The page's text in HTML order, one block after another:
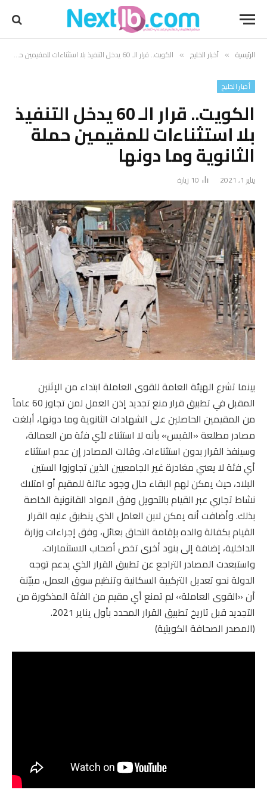
الرئيسية » أخبار الخليج » الكويت.. قرار الـ 60 يدخل التنفيذ بلا استثناءات للمقيمين حملة الثانوية وما دونها
أخبار الخليج
الكويت.. قرار الـ 60 يدخل التنفيذ
بلا استثناءات للمقيمين حملة
الثانوية وما دونها
يناير 1, 2021 10 زيارة
بينما تشرع الهيئة العامة للقوى العاملة ابتداء من الإثنين
المقبل في تطبيق قرار منع تجديد إذن العمل لمن تجاوز 60 عاماً
من المقيمين الحاصلين على الشهادات الثانوية وما دونها، أبلغت
مصادر مطلعة «القبس» بأنه لا استثناء لأي فئة من العمالة،
وسينفذ القرار بدون استثناءات. وقالت المصادر إن عدم استثناء
أي فئة لا يعني مغادرة غير الجامعيين الذين تجاوزوا الستين
البلاد، حيث يمكن لهم البقاء حال وجود عائلة للمقيم أو امتلاك
نشاط تجاري عبر القيام بالتحويل وفق المواد القانونية الخاصة
بذلك. وأضافت أنه يمكن لابن العامل الذي ينطبق عليه القرار
القيام بكفالة والده بإقامة التحاق بعائل، وفق إجراءات وزارة
الداخلية، إضافة إلى بنود أخرى تخص أصحاب الاستثمارات.
واستبعدت المصادر التراجع عن تطبيق القرار الذي يدعم توجه
الدولة نحو تعديل التركيبة السكانية وتنظيم سوق العمل، مبيّنة
أن «القوى العاملة» لم تمنع أي مقيم من الفئة المذكورة من
التجديد قبل تاريخ تطبيق القرار المحدد بأول يناير 2021.
(المصدر الصحافة الكويتية)